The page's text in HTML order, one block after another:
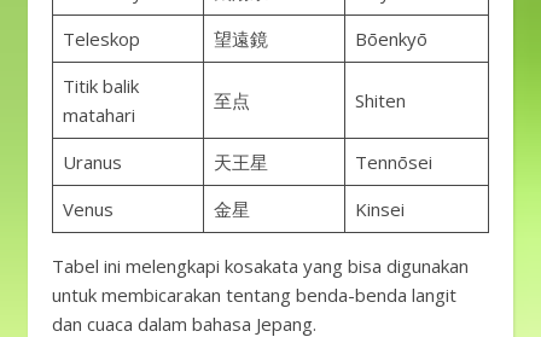
Teleskop
望遠鏡
Bōenkyō
Titik balik
matahari
至点 Shiten
Uranus 天王星
Tennōsei
Venus
金星 Kinsei
Tabel ini melengkapi kosakata yang bisa digunakan
untuk membicarakan tentang benda-benda langit
dan cuaca dalam bahasa Jepang.